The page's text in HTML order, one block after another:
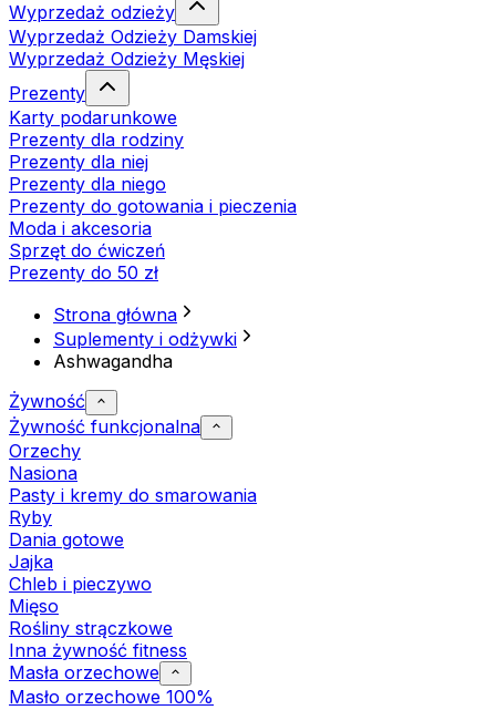
Wyprzedaż odzieży
Wyprzedaż Odzieży Damskiej
Wyprzedaż Odzieży Męskiej
Prezenty
Karty podarunkowe
Prezenty dla rodziny
Prezenty dla niej
Prezenty dla niego
Prezenty do gotowania i pieczenia
Moda i akcesoria
Sprzęt do ćwiczeń
Prezenty do 50 zł
Strona główna
Suplementy i odżywki
Ashwagandha
Żywność
Żywność funkcjonalna
Orzechy
Nasiona
Pasty i kremy do smarowania
Ryby
Dania gotowe
Jajka
Chleb i pieczywo
Mięso
Rośliny strączkowe
Inna żywność fitness
Masła orzechowe
Masło orzechowe 100%